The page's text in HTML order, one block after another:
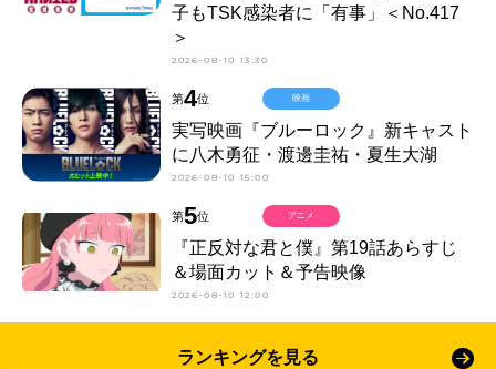
子もTSK感染者に「有事」＜No.417
＞
2026-08-10 13:30
第4位
実写映画『ブルーロック』新キャスト
に八木勇征・渡邊圭祐・夏生大湖
2026-08-10 15:00
映画
第5位
『正反対な君と僕』第19話あらすじ
＆場面カット＆予告映像
2026-08-10 12:00
アニメ
ランキングを見る